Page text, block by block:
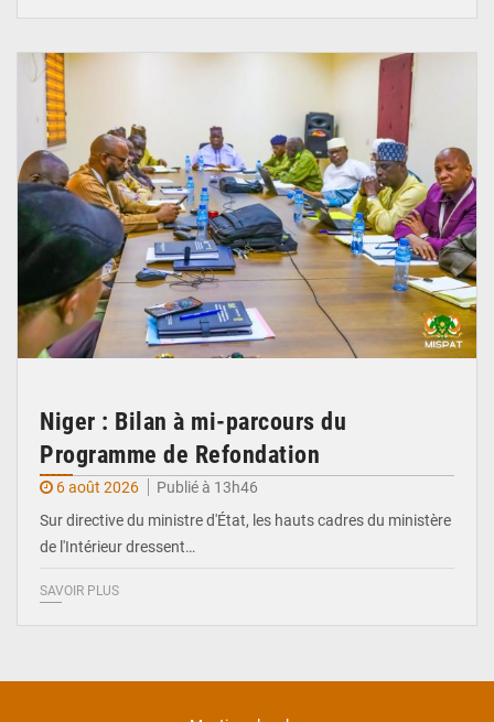
Niger : Bilan à mi-parcours du
Programme de Refondation
6 août 2026
Publié à 13h46
Sur directive du ministre d'État, les hauts cadres du ministère
de l'Intérieur dressent…
SAVOIR PLUS